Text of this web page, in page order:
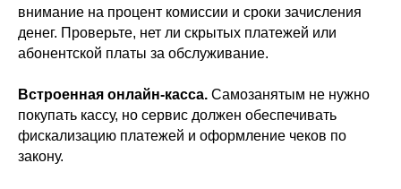
внимание на процент комиссии и сроки зачисления
денег. Проверьте, нет ли скрытых платежей или
абонентской платы за обслуживание.
Встроенная онлайн-касса. Самозанятым не нужно
покупать кассу, но сервис должен обеспечивать
фискализацию платежей и оформление чеков по
закону.
зарегистрированным в приложении
«Мой налог».
Как быстро